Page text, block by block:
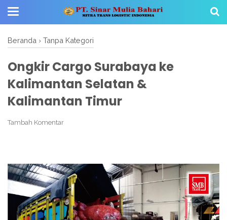
Beranda › Tanpa Kategori
Ongkir Cargo Surabaya ke
Kalimantan Selatan &
Kalimantan Timur
Tambah Komentar